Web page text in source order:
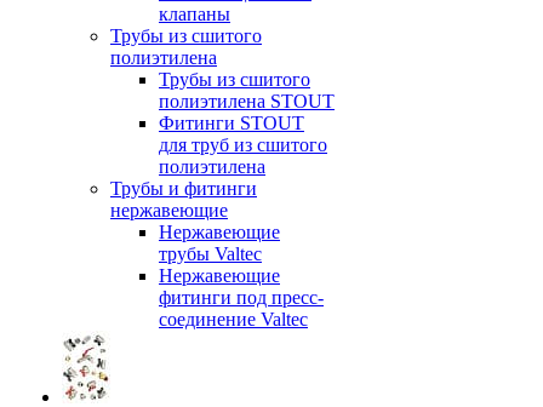
клапаны
Трубы из сшитого
полиэтилена
Трубы из сшитого
полиэтилена STOUT
Фитинги STOUT
для труб из сшитого
полиэтилена
Трубы и фитинги
нержавеющие
Нержавеющие
трубы Valtec
Нержавеющие
фитинги под пресс-
соединение Valtec